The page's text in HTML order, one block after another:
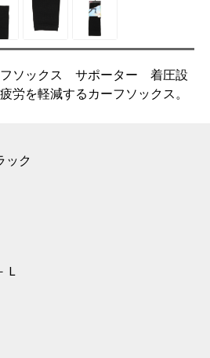
ソックス サポーター 着圧設
労を軽減するカーフソックス。
ック
Ｌ